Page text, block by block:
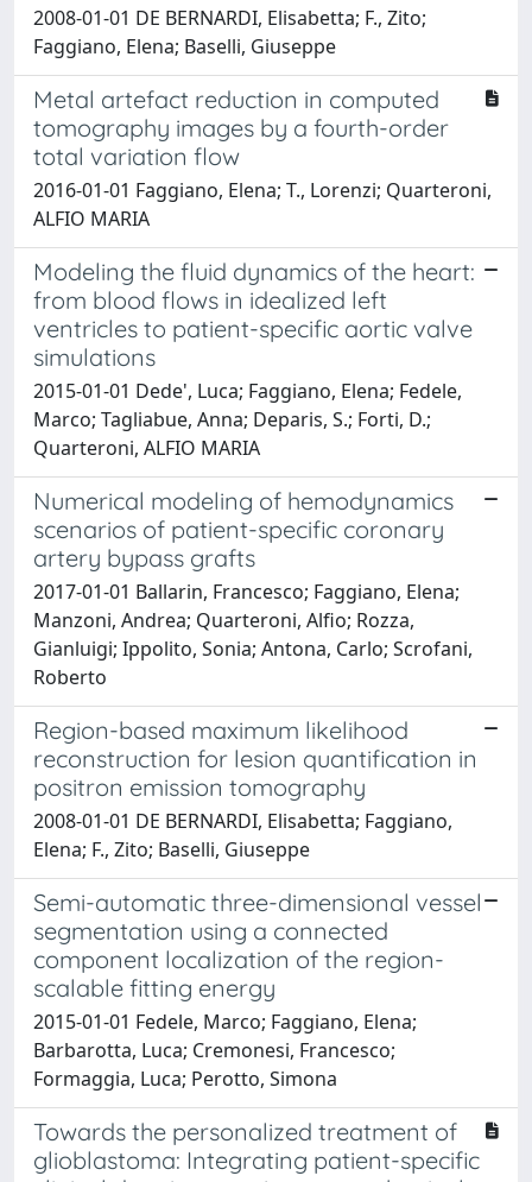
2008-01-01 DE BERNARDI, Elisabetta; F., Zito;
Faggiano, Elena; Baselli, Giuseppe
Metal artefact reduction in computed
tomography images by a fourth-order
total variation flow
2016-01-01 Faggiano, Elena; T., Lorenzi; Quarteroni,
ALFIO MARIA
Modeling the fluid dynamics of the heart:
from blood flows in idealized left
ventricles to patient-specific aortic valve
simulations
2015-01-01 Dede', Luca; Faggiano, Elena; Fedele,
Marco; Tagliabue, Anna; Deparis, S.; Forti, D.;
Quarteroni, ALFIO MARIA
Numerical modeling of hemodynamics
scenarios of patient-specific coronary
artery bypass grafts
2017-01-01 Ballarin, Francesco; Faggiano, Elena;
Manzoni, Andrea; Quarteroni, Alfio; Rozza,
Gianluigi; Ippolito, Sonia; Antona, Carlo; Scrofani,
Roberto
Region-based maximum likelihood
reconstruction for lesion quantification in
positron emission tomography
2008-01-01 DE BERNARDI, Elisabetta; Faggiano,
Elena; F., Zito; Baselli, Giuseppe
Semi-automatic three-dimensional vessel
segmentation using a connected
component localization of the region-
scalable fitting energy
2015-01-01 Fedele, Marco; Faggiano, Elena;
Barbarotta, Luca; Cremonesi, Francesco;
Formaggia, Luca; Perotto, Simona
Towards the personalized treatment of
glioblastoma: Integrating patient-specific